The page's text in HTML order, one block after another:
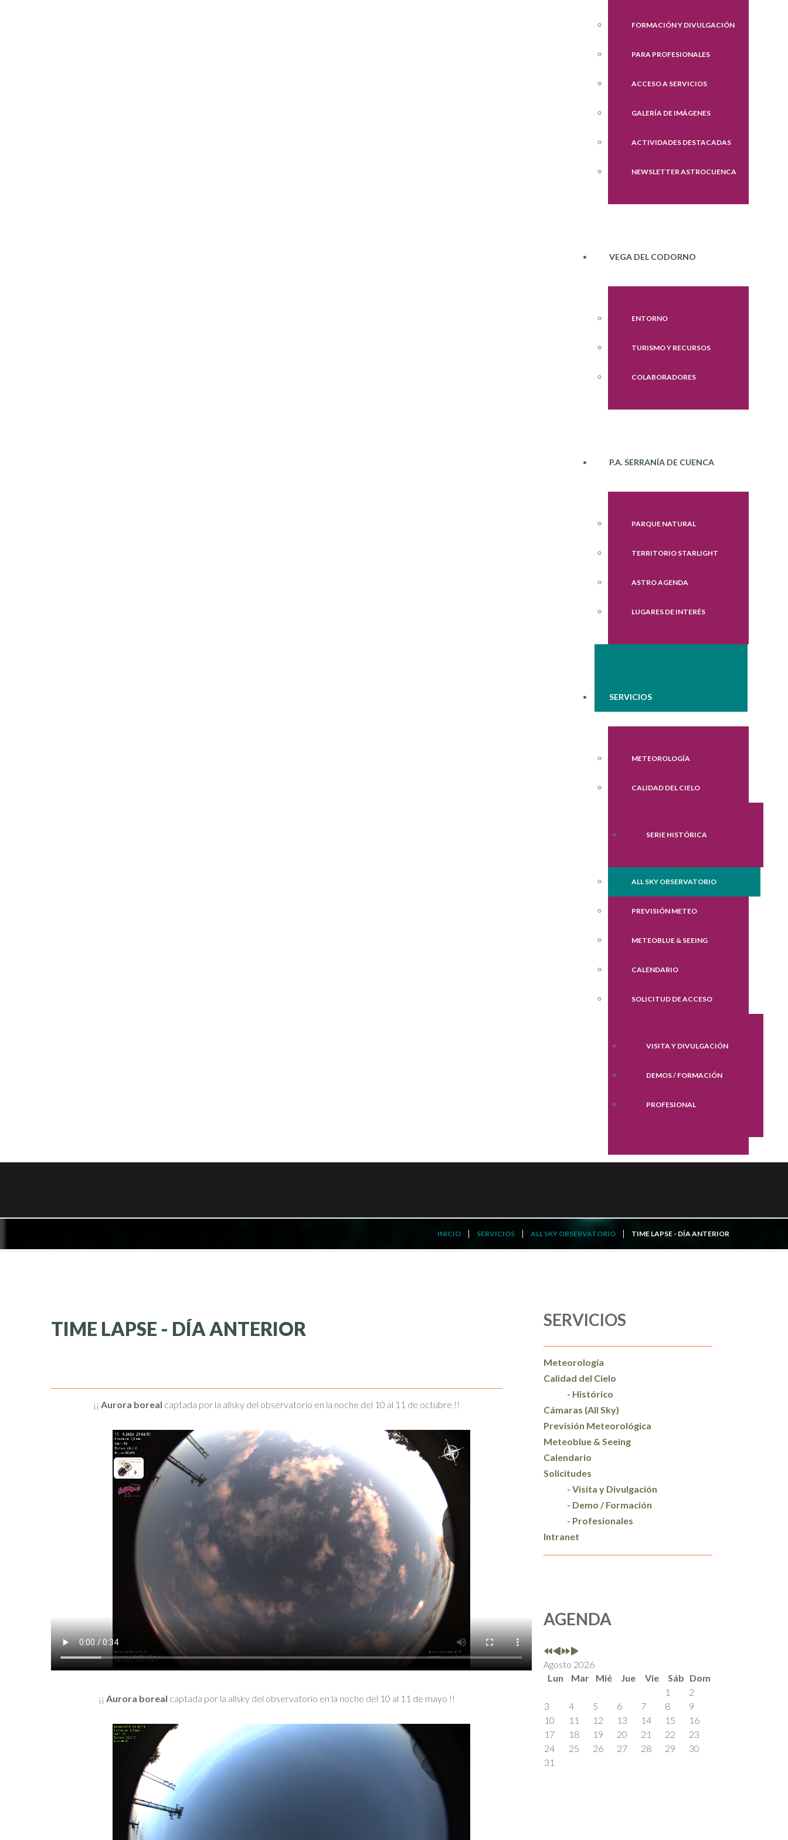
FORMACIÓN Y DIVULGACIÓN
PARA PROFESIONALES
ACCESO A SERVICIOS
GALERÍA DE IMÁGENES
ACTIVIDADES DESTACADAS
NEWSLETTER ASTROCUENCA
VEGA DEL CODORNO
ENTORNO
TURISMO Y RECURSOS
COLABORADORES
P.A. SERRANÍA DE CUENCA
PARQUE NATURAL
TERRITORIO STARLIGHT
ASTRO AGENDA
LUGARES DE INTERÉS
SERVICIOS
METEOROLOGÍA
CALIDAD DEL CIELO
SERIE HISTÓRICA
ALL SKY OBSERVATORIO
PREVISIÓN METEO
METEOBLUE & SEEING
CALENDARIO
SOLICITUD DE ACCESO
VISITA Y DIVULGACIÓN
DEMOS / FORMACIÓN
PROFESIONAL
INICIO SERVICIOS ALL SKY OBSERVATORIO TIME LAPSE - DÍA ANTERIOR
TIME LAPSE - DÍA ANTERIOR
¡¡ Aurora boreal captada por la allsky del observatorio en la noche del 10 al 11 de octubre !!
¡¡ Aurora boreal captada por la allsky del observatorio en la noche del 10 al 11 de mayo !!
SERVICIOS
Meteorología
Calidad del Cielo
- Histórico
Cámaras (All Sky)
Previsión Meteorológica
Meteoblue & Seeing
Calendario
Solicitudes
- Visita y Divulgación
- Demo / Formación
- Profesionales
Intranet
AGENDA
Agosto 2026
Lun
Mar Mié Jue Vie Sáb Dom
1
2
3
4 5 6 7 8
9
10
11 12 13 14 15
16
17
18 19 20 21 22
23
24
25 26 27 28 29
30
31